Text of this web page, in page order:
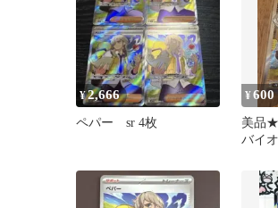
¥2,666
ペパー sr 4枚
¥600
美品★
バイ